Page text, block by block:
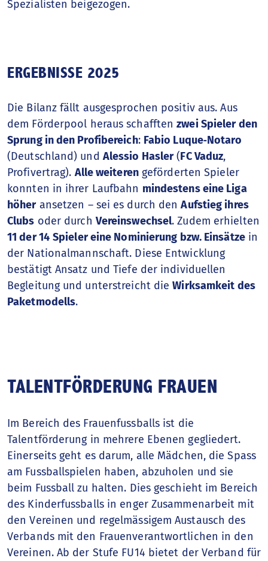
Spezialisten beigezogen.
ERGEBNISSE 2025
Die Bilanz fällt ausgesprochen positiv aus. Aus
dem Förderpool heraus schafftenzwei Spieler den
Sprung in den Profibereich: Fabio Luque‑Notaro
(Deutschland) und Alessio Hasler(FC Vaduz,
Profivertrag). Alle weiterengeförderten Spieler
konnten in ihrer Laufbahn mindestens eine Liga
höheransetzen – sei es durch denAufstieg ihres
Clubs oder durch Vereinswechsel. Zudem erhielten
11 der 14 Spieler eine Nominierung bzw. Einsätzein
der Nationalmannschaft. Diese Entwicklung
bestätigt Ansatz und Tiefe der individuellen
Begleitung und unterstreicht dieWirksamkeit des
Paketmodells.
TALENTFÖRDERUNG FRAUEN
Im Bereich des Frauenfussballs ist die
Talentförderung in mehrere Ebenen gegliedert.
Einerseits geht es darum, alle Mädchen, die Spass
am Fussballspielen haben, abzuholen und sie
beim Fussball zu halten. Dies geschieht im Bereich
des Kinderfussballs in enger Zusammenarbeit mit
den Vereinen und regelmässigem Austausch des
Verbands mit den Frauenverantwortlichen in den
Vereinen. Ab der Stufe FU14 bietet der Verband für